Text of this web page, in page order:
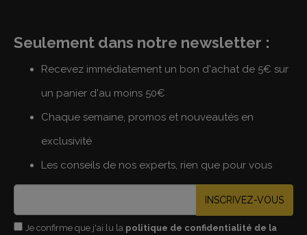
Seulement dans notre newsletter :
Recevez immédiatement un bon d'achat de 5€ sur
un panier d'au moins 50€
Chaque semaine, promos et nouveautés en
exclusivité
Les conseils de nos experts, rien que pour vous
INSCRIVEZ-VOUS
Je confirme que j'ai lu la politique de confidentialité de la